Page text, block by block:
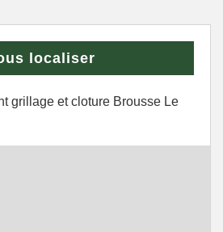
localiser
grillage et cloture Brousse Le